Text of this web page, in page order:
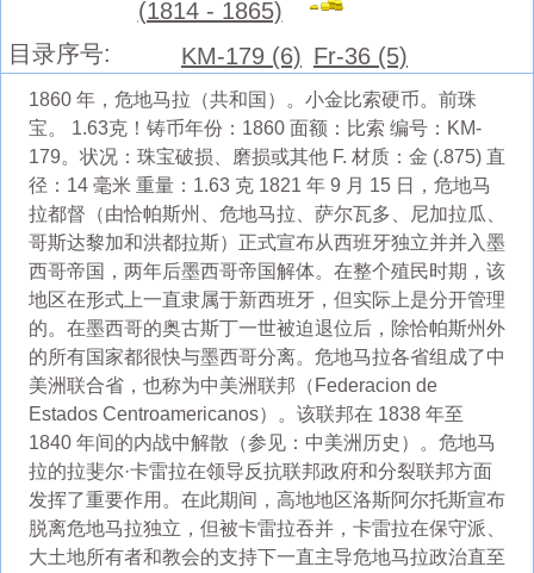
(1814 - 1865)
目录序号:
KM-179 (6) Fr-36 (5)
1860 年，危地马拉（共和国）。小金比索硬币。前珠
宝。 1.63克！铸币年份：1860 面额：比索 编号：KM-
179。状况：珠宝破损、磨损或其他 F. 材质：金 (.875) 直
径：14 毫米 重量：1.63 克 1821 年 9 月 15 日，危地马
拉都督（由恰帕斯州、危地马拉、萨尔瓦多、尼加拉瓜、
哥斯达黎加和洪都拉斯）正式宣布从西班牙独立并并入墨
西哥帝国，两年后墨西哥帝国解体。在整个殖民时期，该
地区在形式上一直隶属于新西班牙，但实际上是分开管理
的。在墨西哥的奥古斯丁一世被迫退位后，除恰帕斯州外
的所有国家都很快与墨西哥分离。危地马拉各省组成了中
美洲联合省，也称为中美洲联邦（Federacion de
Estados Centroamericanos）。该联邦在 1838 年至
1840 年间的内战中解散（参见：中美洲历史）。危地马
拉的拉斐尔·卡雷拉在领导反抗联邦政府和分裂联邦方面
发挥了重要作用。在此期间，高地地区洛斯阿尔托斯宣布
脱离危地马拉独立，但被卡雷拉吞并，卡雷拉在保守派、
大土地所有者和教会的支持下一直主导危地马拉政治直至